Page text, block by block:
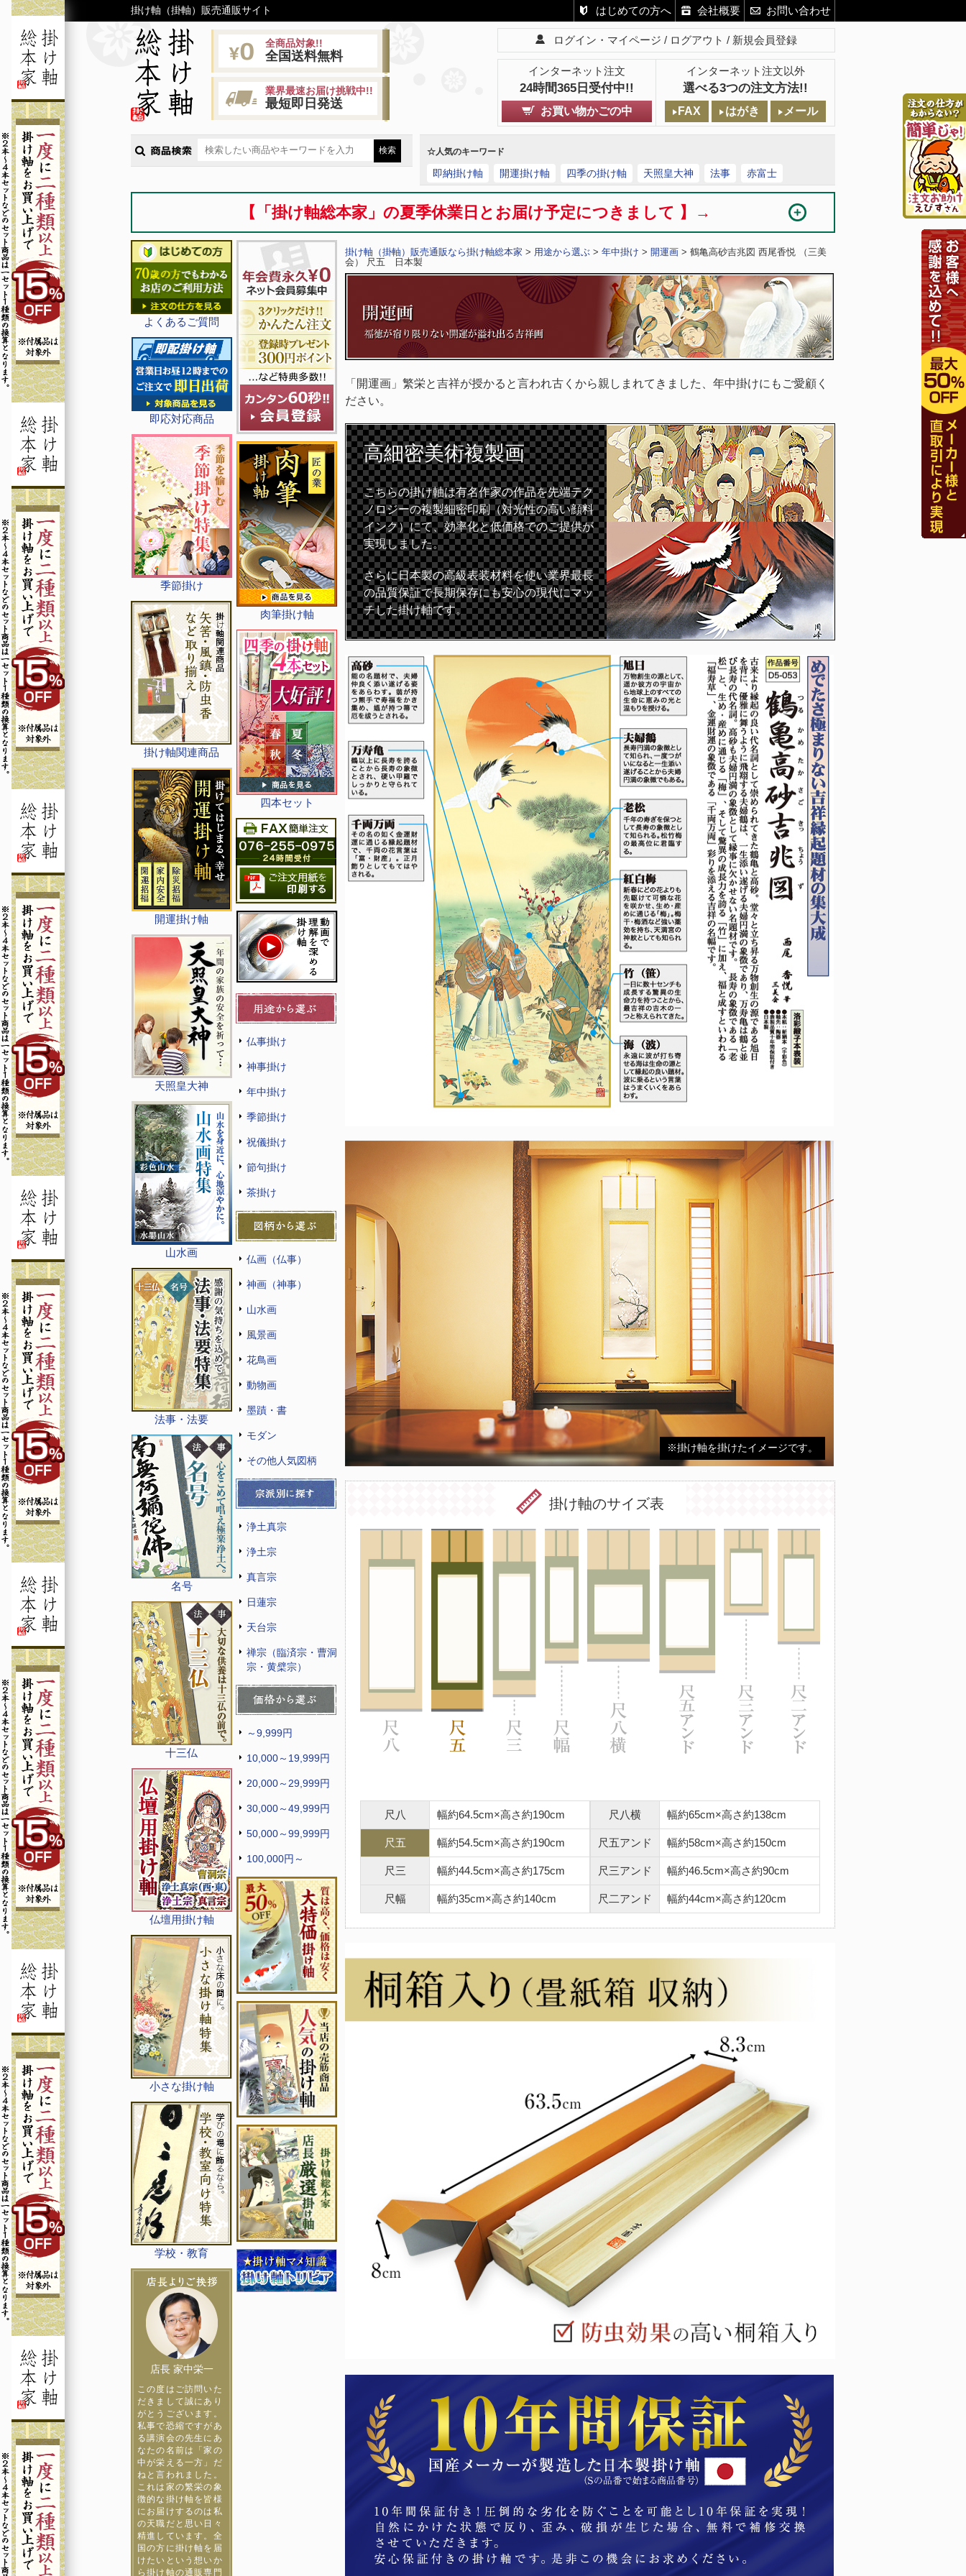
掛け軸（掛軸）販売通販サイト はじめての方へ 会社概要 お問い合わせ
全商品対象!!
全国送料無料
業界最速お届け挑戦中!!
最短即日発送
ログイン・マイページ ログアウト 新規会員登録
インターネット注文
24時間365日受付中!!
インターネット注文以外
選べる3つの注文方法!!
お買い物かごの中 FAX はがき メール
☆人気のキーワード
即納掛け軸 開運掛け軸 四季の掛け軸 天照皇大神 法事 赤富士
【「掛け軸総本家」の夏季休業日とお届け予定につきまして 】→
よくあるご質問
即応対応商品
季節掛け
掛け軸関連商品
開運掛け軸
天照皇大神
山水画
法事・法要
名号
十三仏
仏壇用掛け軸
小さな掛け軸
学校・教育
店長 家中栄一
この度はご訪問いた
だきまして誠にあり
がとうございます。
私事で恐縮ですがあ
る講演会の先生にあ
なたの名前は「家の
中が栄える一方」だ
ねと言われました。
これは家の繁栄の象
徴的な掛け軸を皆様
にお届けするのは私
の天職だと思い日々
精進しています。全
国の方に掛け軸を届
けたいという想いか
ら掛け軸の通販専門
肉筆掛け軸
四本セット
仏事掛け
神事掛け
年中掛け
季節掛け
祝儀掛け
節句掛け
茶掛け
仏画（仏事）
神画（神事）
山水画
風景画
花鳥画
動物画
墨蹟・書
モダン
その他人気図柄
浄土真宗
浄土宗
真言宗
日蓮宗
天台宗
禅宗（臨済宗・曹洞
宗・黄檗宗）
～9,999円
10,000～19,999円
20,000～29,999円
30,000～49,999円
50,000～99,999円
100,000円～
掛け軸（掛軸）販売通販なら掛け軸総本家 > 用途から選ぶ > 年中掛け > 開運画 > 鶴亀高砂吉兆図 西尾香悦 （三美
会） 尺五 日本製
「開運画」繁栄と吉祥が授かると言われ古くから親しまれてきました、年中掛けにもご愛顧く
ださい。
高細密美術複製画
こちらの掛け軸は有名作家の作品を先端テク
ノロジーの複製細密印刷（対光性の高い顔料
インク）にて、効率化と低価格でのご提供が
実現しました。
さらに日本製の高級表装材料を使い業界最長
の品質保証で長期保存にも安心の現代にマッ
チした掛け軸です。
※掛け軸を掛けたイメージです。
掛け軸のサイズ表
尺八 幅約64.5cm×高さ約190cm
尺五 幅約54.5cm×高さ約190cm
尺三 幅約44.5cm×高さ約175cm
尺幅 幅約35cm×高さ約140cm
尺八横 幅約65cm×高さ約138cm
尺五アンド 幅約58cm×高さ約150cm
尺三アンド 幅約46.5cm×高さ約90cm
尺二アンド 幅約44cm×高さ約120cm